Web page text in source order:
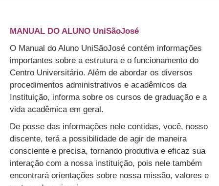
MANUAL DO ALUNO UniSãoJosé
O Manual do Aluno UniSãoJosé contém informações
importantes sobre a estrutura e o funcionamento do
Centro Universitário. Além de abordar os diversos
procedimentos administrativos e acadêmicos da
Instituição, informa sobre os cursos de graduação e a
vida acadêmica em geral.
De posse das informações nele contidas, você, nosso
discente, terá a possibilidade de agir de maneira
consciente e precisa, tornando produtiva e eficaz sua
interação com a nossa instituição, pois nele também
encontrará orientações sobre nossa missão, valores e